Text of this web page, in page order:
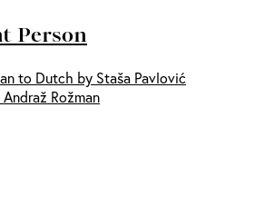
Person
to Dutch by Staša Pavlović
Rožman